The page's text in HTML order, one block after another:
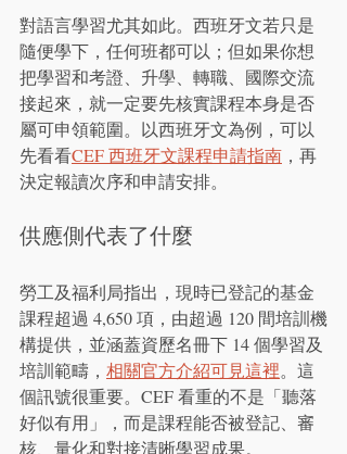
對語言學習尤其如此。西班牙文若只是
隨便學下，任何班都可以；但如果你想
把學習和考證、升學、轉職、國際交流
接起來，就一定要先核實課程本身是否
屬可申領範圍。以西班牙文為例，可以
先看看CEF 西班牙文課程申請指南 ，再
決定報讀次序和申請安排。
供應側代表了什麼
勞工及福利局指出，現時已登記的基金
課程超過 4,650 項，由超過 120 間培訓機
構提供，並涵蓋資歷名冊下 14 個學習及
培訓範疇， 相關官方介紹可見這裡。這
個訊號很重要。CEF 看重的不是「聽落
好似有用」，而是課程能否被登記、審
核、量化和對接清晰學習成果。